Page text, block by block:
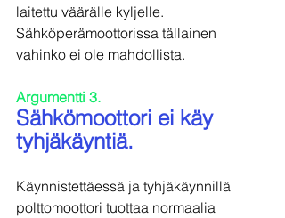
laitettu väärälle kyljelle.
Sähköperämoottorissa tällainen
vahinko ei ole mahdollista.
Argumentti 3.
Sähkömoottori ei käy
tyhjäkäyntiä.
Käynnistettäessä ja tyhjäkäynnillä
polttomoottori tuottaa normaalia